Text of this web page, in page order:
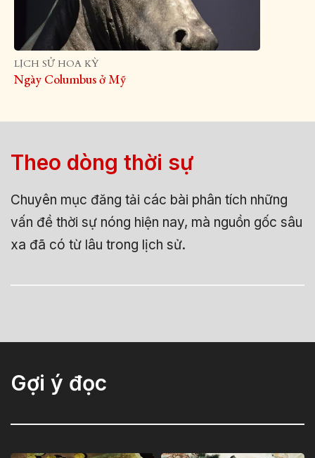
LỊCH SỬ HOA KỲ
Ngày Columbus ở Mỹ
Theo dòng thời sự
Chuyên mục đăng tải các bài phân tích những
vấn đề thời sự nóng hiện nay, mà nguồn gốc sâu
xa đã có từ lâu trong lịch sử.
Gợi ý đọc